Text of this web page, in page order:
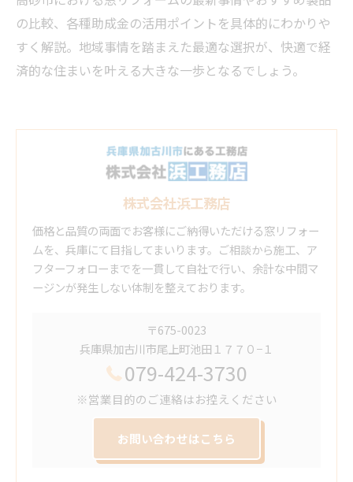
の比較、各種助成金の活用ポイントを具体的にわかりや
すく解説。地域事情を踏まえた最適な選択が、快適で経
済的な住まいを叶える大きな一歩となるでしょう。
株式会社浜工務店
価格と品質の両面でお客様にご納得いただける窓リフォー
ムを、兵庫にて目指してまいります。ご相談から施工、ア
フターフォローまでを一貫して自社で行い、余計な中間マ
ージンが発生しない体制を整えております。
〒675-0023
兵庫県加古川市尾上町池田１７７０−１
079-424-3730
※営業目的のご連絡はお控えください
お問い合わせはこちら